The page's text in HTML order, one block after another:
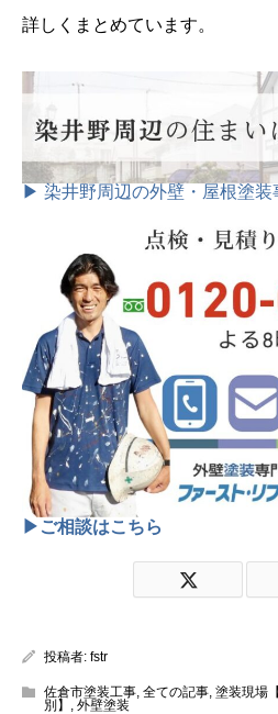
詳しくまとめています。
▶ 染井野周辺の外壁・屋根塗装
▶ご相談はこちら
投稿者: fstr
佐倉市塗装工事 全ての記事 塗装現場
別】
外壁塗装